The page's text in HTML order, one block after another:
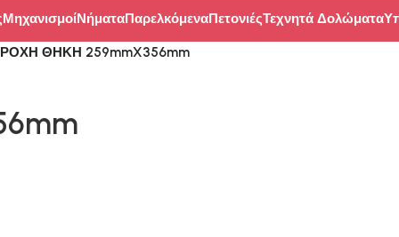
ΜηχανισμοίΝήματαΠαρελκόμεναΠετονιέςΤεχνητά Δολώματα
ΘΗΚΗ 259mmX356mm